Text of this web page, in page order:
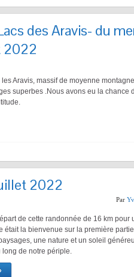
des Aravis- du
2022
Aravis, massif de moyenne
superbes .Nous avons eu la chance
2022
Par
de cette randonnée de 16 km pour
était la bienvenue sur la première
une nature et un soleil
de notre périple.